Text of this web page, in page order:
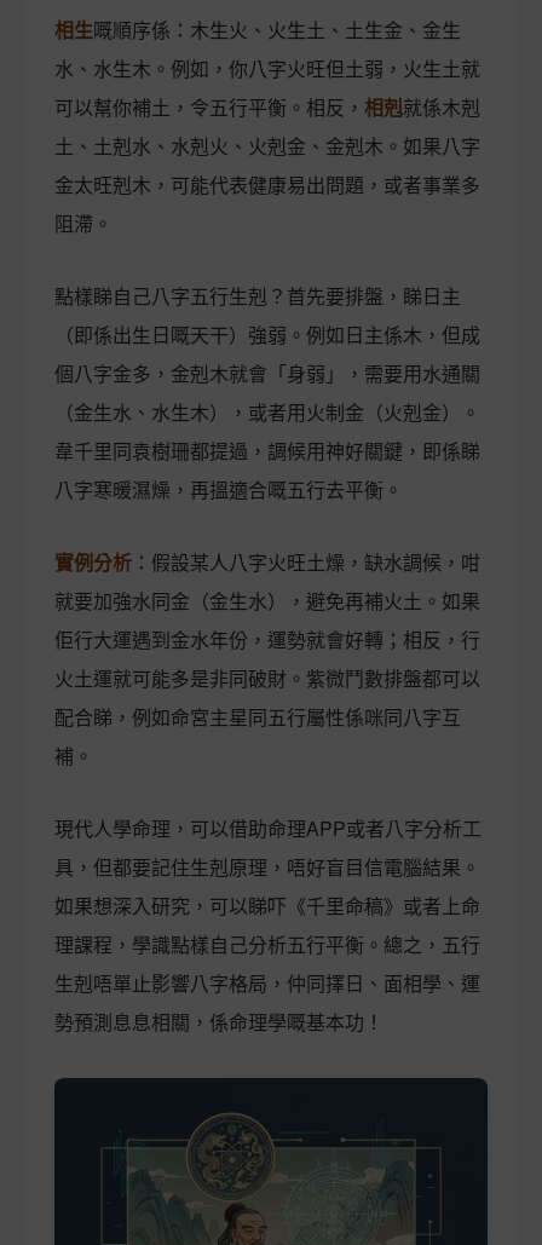
相生嘅順序係：木生火、火生土、土生金、金生
水、水生木。例如，你八字火旺但土弱，火生土就
可以幫你補土，令五行平衡。相反， 相剋就係木剋
土、土剋水、水剋火、火剋金、金剋木。如果八字
金太旺剋木，可能代表健康易出問題，或者事業多
阻滯。
點樣睇自己八字五行生剋？首先要排盤，睇日主
（即係出生日嘅天干）強弱。例如日主係木，但成
個八字金多，金剋木就會「身弱」，需要用水通關
（金生水、水生木），或者用火制金（火剋金）。
韋千里同袁樹珊都提過，調候用神好關鍵，即係睇
八字寒暖濕燥，再搵適合嘅五行去平衡。
實例分析 ：假設某人八字火旺土燥，缺水調候，咁
就要加強水同金（金生水），避免再補火土。如果
佢行大運遇到金水年份，運勢就會好轉；相反，行
火土運就可能多是非同破財。紫微鬥數排盤都可以
配合睇，例如命宮主星同五行屬性係咪同八字互
補。
現代人學命理，可以借助命理APP或者八字分析工
具，但都要記住生剋原理，唔好盲目信電腦結果。
如果想深入研究，可以睇吓《千里命稿》或者上命
理課程，學識點樣自己分析五行平衡。總之，五行
生剋唔單止影響八字格局，仲同擇日、面相學、運
勢預測息息相關，係命理學嘅基本功！